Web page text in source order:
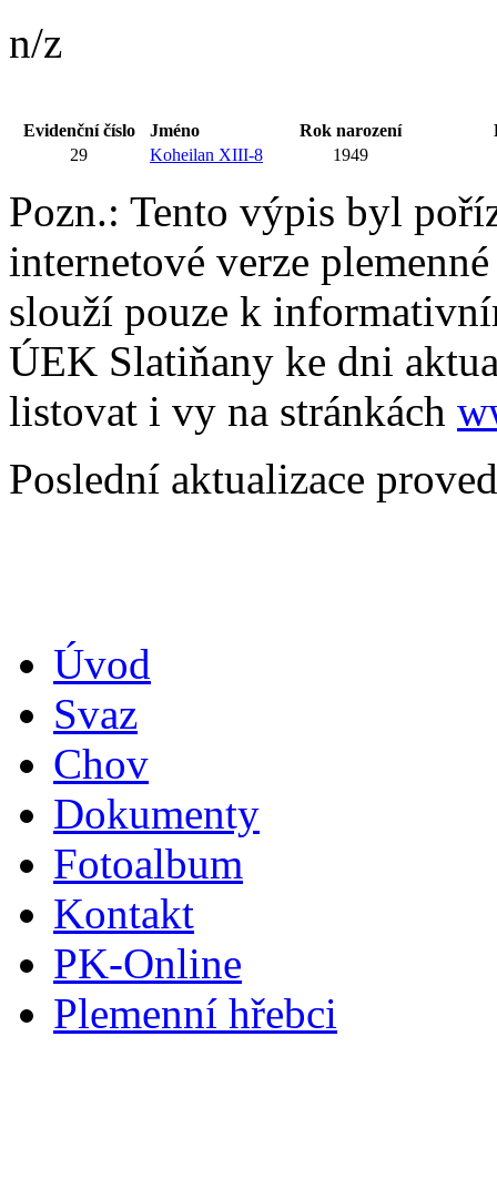
n/z
Evidenční číslo Jméno Rok narození
29
Koheilan XIII-8 1949
Pozn.: Tento výpis byl
internetové verze
slouží pouze k
ÚEK Slatiňany ke dni
listovat i vy na stránkách
Poslední aktualizace
Úvod
Svaz
Chov
Dokumenty
Fotoalbum
Kontakt
PK-Online
Plemenní hřebci